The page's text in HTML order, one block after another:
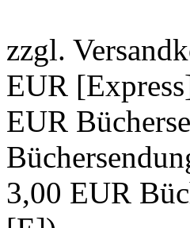
zzgl.
EUR
EUR
3,00 EUR